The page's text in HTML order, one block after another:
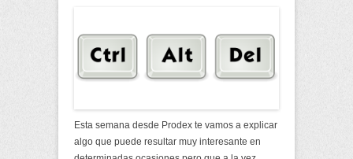
Esta semana desde Prodex te vamos a explicar
algo que puede resultar muy interesante en